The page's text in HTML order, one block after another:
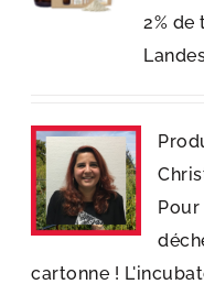
2% de
cartonne !